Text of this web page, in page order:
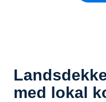
med lokal